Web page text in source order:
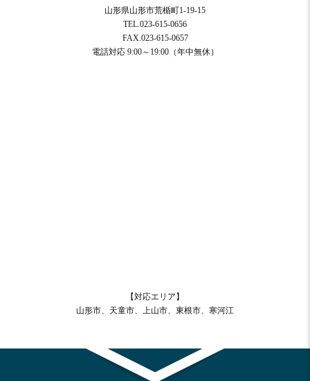
山形県山形市荒楯町1-19-15
TEL.023-615-0656
FAX.023-615-0657
電話対応 9:00～19:00（年中無休）
【対応エリア】
山形市、天童市、上山市、東根市、寒河江